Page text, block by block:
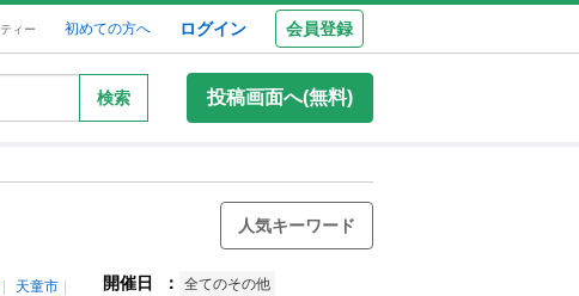
ィー 初めての方へ ログイン 会員登録
検索 投稿画面へ(無料)
人気キーワード
天童市
開催日 ： 全てのその他